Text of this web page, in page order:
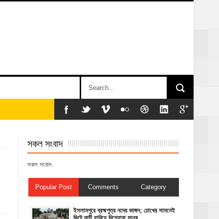
সকল সংবাদ
সকল সংবাদ
Popular Post Comments Category
ইসলামপুরে ব্রহ্মপুত্র নদের ভাঙ্গন; চোখের সামনেই